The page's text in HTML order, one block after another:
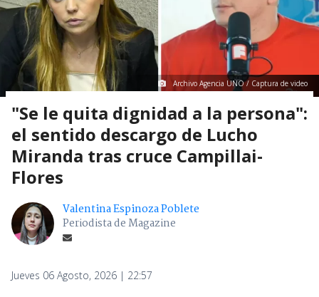
Archivo Agencia UNO / Captura de video
"Se le quita dignidad a la persona":
el sentido descargo de Lucho
Miranda tras cruce Campillai-
Flores
Valentina Espinoza Poblete
Periodista de Magazine
Jueves 06 Agosto, 2026 | 22:57